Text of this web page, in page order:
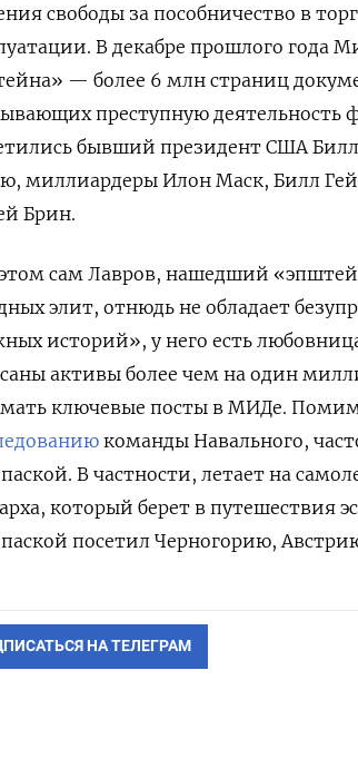
свободы за пособничество в
В декабре прошлого
— более 6 млн страниц
преступную деятельность
бывший президент США
миллиардеры Илон Маск, Билл
Брин.
сам Лавров, нашедший
элит, отнюдь не обладает
историй», у него есть
активы более чем на один
ключевые посты в МИДе.
команды Навального,
В частности, летает на
который берет в путешествия
посетил Черногорию,
НА ТЕЛЕГРАМ